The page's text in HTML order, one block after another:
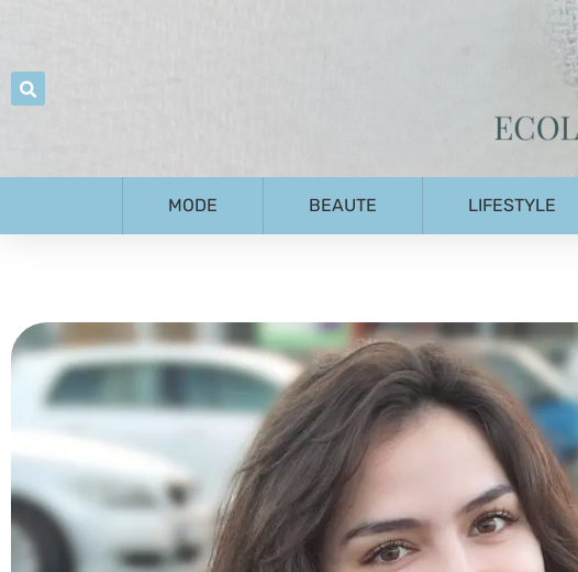
MODE BEAUTE LIFESTYLE